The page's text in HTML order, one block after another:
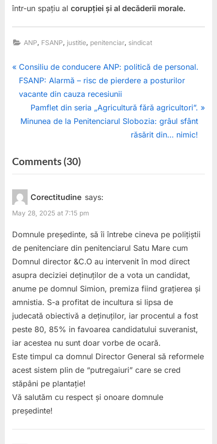
într-un spațiu al corupției și al decăderii morale.
ANP FSANP justitie penitenciar sindicat
Post
navigation
P
r
e
s
P
o
s
t
Consiliu de conducere ANP: politică de personal.
FSANP: Alarmă – risc de pierdere a posturilor
vacante din cauza recesiunii
N
e
P
o
t
:
Pamflet din seria „Agricultură fără agricultori”.
Minunea de la Penitenciarul Slobozia: grâul sfânt
răsărit din… nimic!
Comments (30)on
“Ministrul
Marinescu
directorul
general
Bogdan
Burcu
în
fața
unei
decizii-
cheie:
consolidează
reforma
sau
impostura
Corectitudine says:
May 28, 2025 at 7:15 pm
Domnule președinte, să îi întrebe cineva pe polițiștii
de penitenciare din penitenciarul Satu Mare cum
Domnul director &C.O au intervenit în mod direct
asupra deciziei deținuților de a vota un candidat,
anume pe domnul Simion, premiza fiind grațierea și
amnistia. S-a profitat de incultura si lipsa de
judecată obiectivă a deținuților, iar procentul a fost
peste 80, 85% in favoarea candidatului suveranist,
iar acestea nu sunt doar vorbe de ocară.
Este timpul ca domnul Director General să reformele
acest sistem plin de “putregaiuri” care se cred
stăpâni pe plantație!
Vă salutăm cu respect și onoare domnule
președinte!